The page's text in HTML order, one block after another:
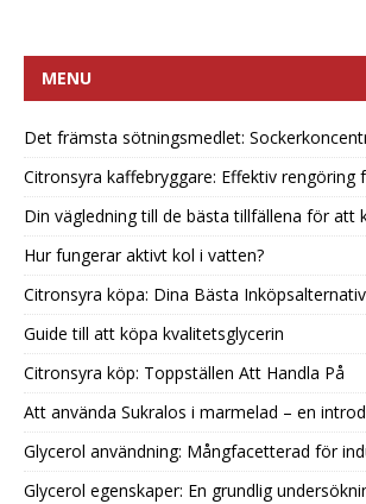
MENU
Det främsta sötningsmedlet:
Citronsyra kaffebryggare: Effektiv rengöring
Din vägledning till de bästa tillfällena för att
Hur fungerar aktivt kol i vatten?
Citronsyra köpa: Dina Bästa Inköpsalternativ
Guide till att köpa kvalitetsglycerin
Citronsyra köp: Toppställen Att Handla På
Att använda Sukralos i marmelad – en
Glycerol användning: Mångfacetterad för
Glycerol egenskaper: En grundlig